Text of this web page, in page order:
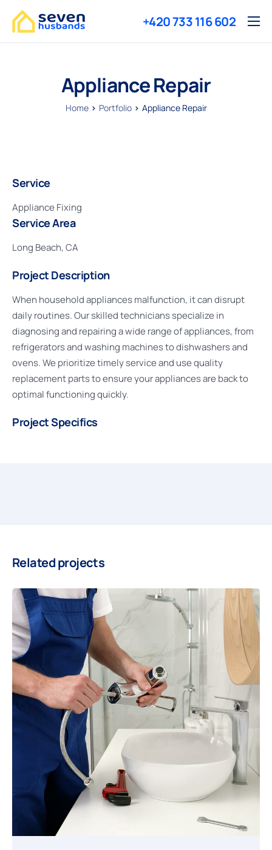
Služby
Reference
+420 733 116 602
Appliance Repair
Home Portfolio Appliance Repair
Service
Appliance Fixing
Service Area
Long Beach, CA
Project Description
When household appliances malfunction, it can disrupt
daily routines. Our skilled technicians specialize in
diagnosing and repairing a wide range of appliances, from
refrigerators and washing machines to dishwashers and
ovens. We prioritize timely service and use quality
replacement parts to ensure your appliances are back to
optimal functioning quickly.
Project Specifics
Related projects